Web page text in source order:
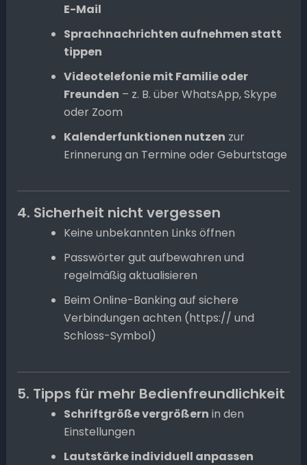
E-Mail
Sprachnachrichten aufnehmen statt
tippen
Videotelefonie mit Familie oder
Freunden – z. B. über WhatsApp, Skype
oder Zoom
Kalenderfunktionen nutzen zur
Erinnerung an Termine oder Geburtstage
4. Sicherheit nicht vergessen
Keine unbekannten Links öffnen
Passwörter gut aufbewahren und
regelmäßig aktualisieren
Beim Online-Banking auf sichere
Verbindungen achten (https:// und
Schloss-Symbol)
5. Tipps für mehr Bedienfreundlichkeit
Schriftgröße vergrößern in den
Einstellungen
Lautstärke individuell anpassen